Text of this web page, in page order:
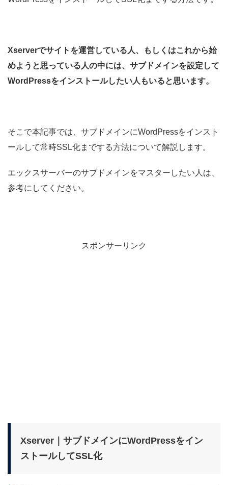
Xserverでサイトを運営している人、もしくはこれから始
めようと思っている人の中には、サブドメインを設定して
WordPressをインストールしたい人もいると思います。
そこで本記事では、サブドメインにWordPressをインスト
ールして常時SSL化までする方法について解説します。
エックスサーバーのサブドメインをマスターしたい人は、
参考にしてください。
スポンサーリンク
Xserver｜サブドメインにWordPressをイン
ストールしてSSL化